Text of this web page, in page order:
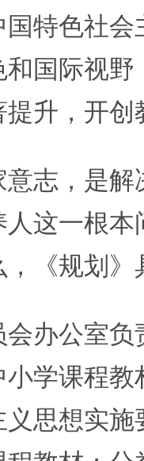
特色社
国际视
升，开创
志，是解
这一根
《规划
办公室负
学课程
思想实